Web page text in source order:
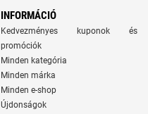
INFORMÁCIÓ
Kedvezményes kuponok és
promóciók
Minden kategória
Minden márka
Minden e-shop
Újdonságok